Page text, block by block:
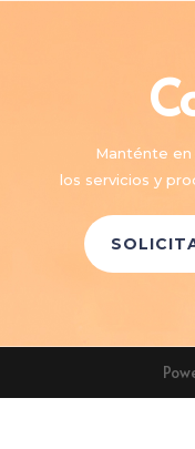
Manténte
los servicios y